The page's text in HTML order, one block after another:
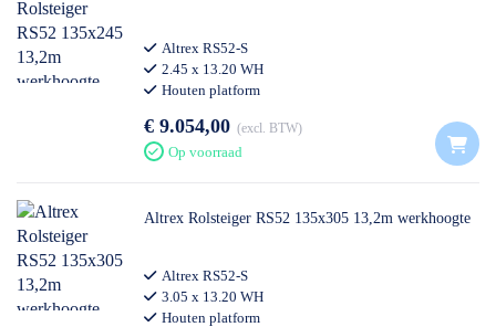
Altrex RS52-S
2.45 x 13.20 WH
Houten platform
€ 9.054,00 excl. BTW
Op voorraad
Altrex Rolsteiger RS52 135x305 13,2m werkhoogte
Altrex RS52-S
3.05 x 13.20 WH
Houten platform